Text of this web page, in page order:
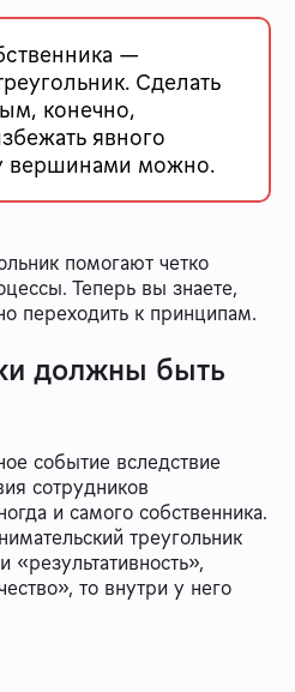
—
Сделать
конечно,
явного
вершинами можно.
помогают четко
Теперь вы знаете,
переходить к принципам.
должны быть
событие вследствие
сотрудников
и самого собственника.
треугольник
то внутри у него